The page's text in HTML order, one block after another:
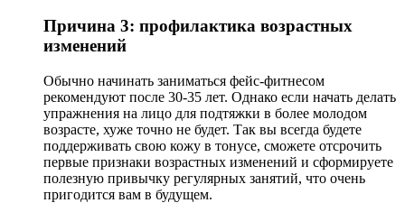
Причина 3: профилактика возрастных
изменений
Обычно начинать заниматься фейс-фитнесом
рекомендуют после 30-35 лет. Однако если начать делать
упражнения на лицо для подтяжки в более молодом
возрасте, хуже точно не будет. Так вы всегда будете
поддерживать свою кожу в тонусе, сможете отсрочить
первые признаки возрастных изменений и сформируете
полезную привычку регулярных занятий, что очень
пригодится вам в будущем.